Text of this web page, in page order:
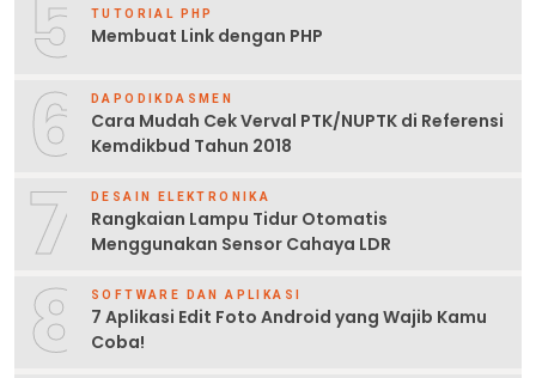
5 TUTORIAL PHP
Membuat Link dengan PHP
6 DAPODIKDASMEN
Cara Mudah Cek Verval PTK/NUPTK di Referensi
Kemdikbud Tahun 2018
7 DESAIN ELEKTRONIKA
Rangkaian Lampu Tidur Otomatis
Menggunakan Sensor Cahaya LDR
8 SOFTWARE DAN APLIKASI
7 Aplikasi Edit Foto Android yang Wajib Kamu
Coba!